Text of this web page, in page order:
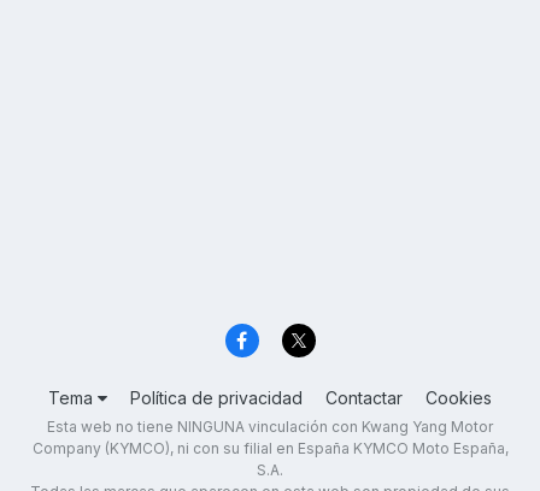
Tema Política de privacidad Contactar Cookies
Esta web no tiene NINGUNA vinculación con Kwang Yang Motor
Company (KYMCO), ni con su filial en España KYMCO Moto España,
S.A.